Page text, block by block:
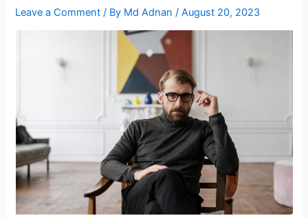
Leave a Comment / By Md Adnan/August 20, 2023